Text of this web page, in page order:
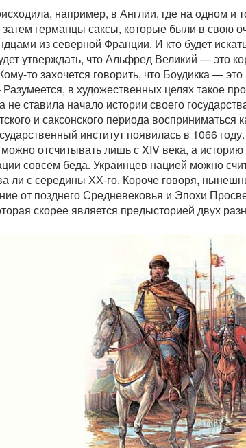
например, в Англии, где на одном и
затем германцы саксы, которые были в свою
из северной Франции. И кто будет
утверждать, что Альфред Великий — это
то захочется говорить, что Боудикка —
в художественных целях такое
не ставила начало истории своего
и саксонского периода восприниматься
институт появилась в 1066
можно отсчитывать лишь с XIV века, а
совсем беда. Украинцев нацией можно
ли с середины ХХ-го. Короче говоря,
от позднего Средневековья и Эпохи
скорее является предысторией двух